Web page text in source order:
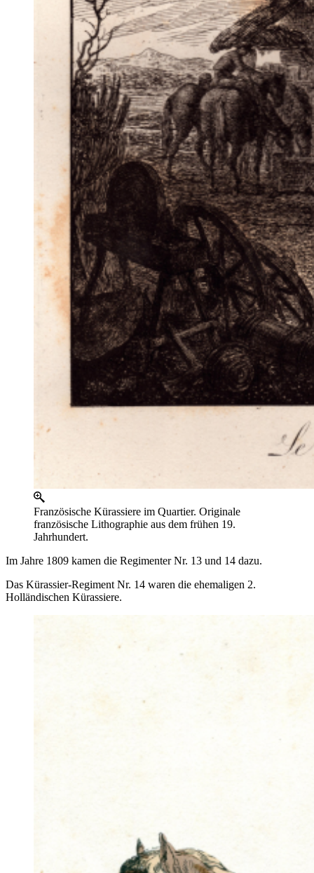
Französische Kürassiere im Quartier. Originale
französische Lithographie aus dem frühen 19.
Jahrhundert.
Im Jahre 1809 kamen die Regimenter Nr. 13 und 14 dazu.
Das Kürassier-Regiment Nr. 14 waren die ehemaligen 2.
Holländischen Kürassiere.